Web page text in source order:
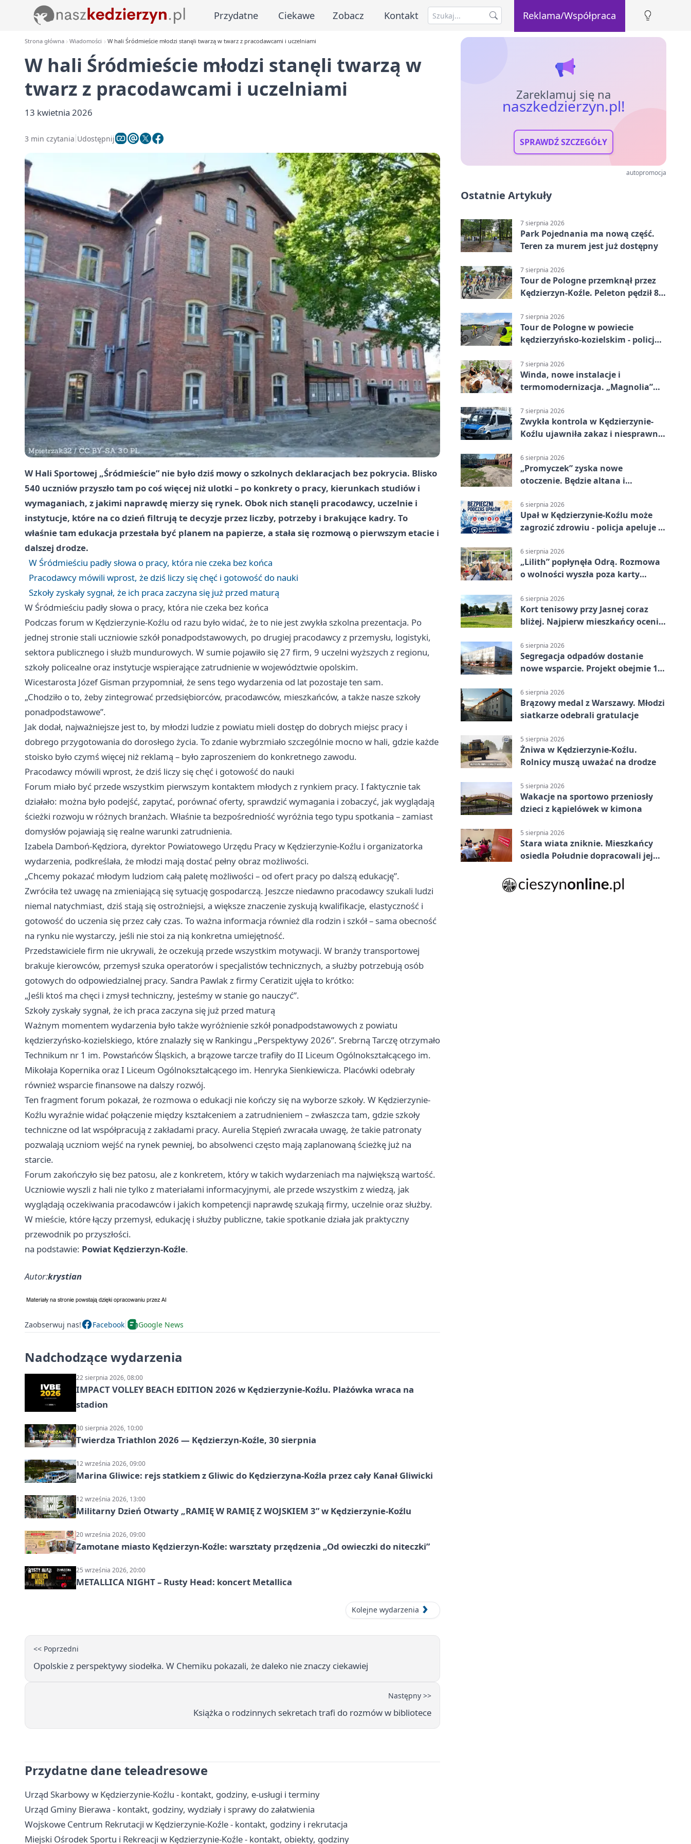
Przydatne Ciekawe Zobacz Kontakt Reklama/Współpraca
Strona główna Wiadomości W hali Śródmieście młodzi stanęli twarzą w twarz z pracodawcami i uczelniami
W hali Śródmieście młodzi stanęli twarzą w
twarz z pracodawcami i uczelniami
13 kwietnia 2026
3 min czytania Udostępnij
W Hali Sportowej „Śródmieście” nie było dziś mowy o szkolnych deklaracjach bez pokrycia. Blisko
540 uczniów przyszło tam po coś więcej niż ulotki – po konkrety o pracy, kierunkach studiów i
wymaganiach, z jakimi naprawdę mierzy się rynek. Obok nich stanęli pracodawcy, uczelnie i
instytucje, które na co dzień filtrują te decyzje przez liczby, potrzeby i brakujące kadry. To
właśnie tam edukacja przestała być planem na papierze, a stała się rozmową o pierwszym etacie i
dalszej drodze.
W Śródmieściu padły słowa o pracy, która nie czeka bez końca
Pracodawcy mówili wprost, że dziś liczy się chęć i gotowość do nauki
Szkoły zyskały sygnał, że ich praca zaczyna się już przed maturą
W Śródmieściu padły słowa o pracy, która nie czeka bez końca
Podczas forum w Kędzierzynie-Koźlu od razu było widać, że to nie jest zwykła szkolna prezentacja. Po
jednej stronie stali uczniowie szkół ponadpodstawowych, po drugiej pracodawcy z przemysłu, logistyki,
sektora publicznego i służb mundurowych. W sumie pojawiło się 27 firm, 9 uczelni wyższych z regionu,
szkoły policealne oraz instytucje wspierające zatrudnienie w województwie opolskim.
Wicestarosta Józef Gisman przypomniał, że sens tego wydarzenia od lat pozostaje ten sam.
„Chodziło o to, żeby zintegrować przedsiębiorców, pracodawców, mieszkańców, a także nasze szkoły
ponadpodstawowe”.
Jak dodał, najważniejsze jest to, by młodzi ludzie z powiatu mieli dostęp do dobrych miejsc pracy i
dobrego przygotowania do dorosłego życia. To zdanie wybrzmiało szczególnie mocno w hali, gdzie każde
stoisko było czymś więcej niż reklamą – było zaproszeniem do konkretnego zawodu.
Pracodawcy mówili wprost, że dziś liczy się chęć i gotowość do nauki
Forum miało być przede wszystkim pierwszym kontaktem młodych z rynkiem pracy. I faktycznie tak
działało: można było podejść, zapytać, porównać oferty, sprawdzić wymagania i zobaczyć, jak wyglądają
ścieżki rozwoju w różnych branżach. Właśnie ta bezpośredniość wyróżnia tego typu spotkania – zamiast
domysłów pojawiają się realne warunki zatrudnienia.
Izabela Damboń-Kędziora, dyrektor Powiatowego Urzędu Pracy w Kędzierzynie-Koźlu i organizatorka
wydarzenia, podkreślała, że młodzi mają dostać pełny obraz możliwości.
„Chcemy pokazać młodym ludziom całą paletę możliwości – od ofert pracy po dalszą edukację”.
Zwróciła też uwagę na zmieniającą się sytuację gospodarczą. Jeszcze niedawno pracodawcy szukali ludzi
niemal natychmiast, dziś stają się ostrożniejsi, a większe znaczenie zyskują kwalifikacje, elastyczność i
gotowość do uczenia się przez cały czas. To ważna informacja również dla rodzin i szkół – sama obecność
na rynku nie wystarczy, jeśli nie stoi za nią konkretna umiejętność.
Przedstawiciele firm nie ukrywali, że oczekują przede wszystkim motywacji. W branży transportowej
brakuje kierowców, przemysł szuka operatorów i specjalistów technicznych, a służby potrzebują osób
gotowych do odpowiedzialnej pracy. Sandra Pawlak z firmy Ceratizit ujęła to krótko:
„Jeśli ktoś ma chęci i zmysł techniczny, jesteśmy w stanie go nauczyć”.
Szkoły zyskały sygnał, że ich praca zaczyna się już przed maturą
Ważnym momentem wydarzenia było także wyróżnienie szkół ponadpodstawowych z powiatu
kędzierzyńsko-kozielskiego, które znalazły się w Rankingu „Perspektywy 2026”. Srebrną Tarczę otrzymało
Technikum nr 1 im. Powstańców Śląskich, a brązowe tarcze trafiły do II Liceum Ogólnokształcącego im.
Mikołaja Kopernika oraz I Liceum Ogólnokształcącego im. Henryka Sienkiewicza. Placówki odebrały
również wsparcie finansowe na dalszy rozwój.
Ten fragment forum pokazał, że rozmowa o edukacji nie kończy się na wyborze szkoły. W Kędzierzynie-
Koźlu wyraźnie widać połączenie między kształceniem a zatrudnieniem – zwłaszcza tam, gdzie szkoły
techniczne od lat współpracują z zakładami pracy. Aurelia Stępień zwracała uwagę, że takie patronaty
pozwalają uczniom wejść na rynek pewniej, bo absolwenci często mają zaplanowaną ścieżkę już na
starcie.
Forum zakończyło się bez patosu, ale z konkretem, który w takich wydarzeniach ma największą wartość.
Uczniowie wyszli z hali nie tylko z materiałami informacyjnymi, ale przede wszystkim z wiedzą, jak
wyglądają oczekiwania pracodawców i jakich kompetencji naprawdę szukają firmy, uczelnie oraz służby.
W mieście, które łączy przemysł, edukację i służby publiczne, takie spotkanie działa jak praktyczny
przewodnik po przyszłości.
na podstawie: Powiat Kędzierzyn-Koźle.
Autor:krystian
Zaobserwuj nas! Facebook Google News
Nadchodzące wydarzenia
22 sierpnia 2026, 08:00
IMPACT VOLLEY BEACH EDITION 2026 w Kędzierzynie-Koźlu. Plażówka wraca na
stadion
30 sierpnia 2026, 10:00
Twierdza Triathlon 2026 — Kędzierzyn-Koźle, 30 sierpnia
12 września 2026, 09:00
Marina Gliwice: rejs statkiem z Gliwic do Kędzierzyna-Koźla przez cały Kanał Gliwicki
12 września 2026, 13:00
Militarny Dzień Otwarty „RAMIĘ W RAMIĘ Z WOJSKIEM 3” w Kędzierzynie-Koźlu
20 września 2026, 09:00
Zamotane miasto Kędzierzyn-Koźle: warsztaty przędzenia „Od owieczki do niteczki”
25 września 2026, 20:00
METALLICA NIGHT – Rusty Head: koncert Metallica
Kolejne wydarzenia
<< Poprzedni
Opolskie z perspektywy siodełka. W Chemiku pokazali, że daleko nie znaczy ciekawiej
Następny >>
Książka o rodzinnych sekretach trafi do rozmów w bibliotece
Przydatne dane teleadresowe
Urząd Skarbowy w Kędzierzynie-Koźlu - kontakt, godziny, e-usługi i terminy
Urząd Gminy Bierawa - kontakt, godziny, wydziały i sprawy do załatwienia
Wojskowe Centrum Rekrutacji w Kędzierzynie-Koźle - kontakt, godziny i rekrutacja
Miejski Ośrodek Sportu i Rekreacji w Kędzierzynie-Koźle - kontakt, obiekty, godziny
Zareklamuj się na
naszkedzierzyn.pl!
SPRAWDŹ SZCZEGÓŁY
autopromocja
Ostatnie Artykuły
7 sierpnia 2026
Park Pojednania ma nową część.
Teren za murem jest już dostępny
7 sierpnia 2026
Tour de Pologne przemknął przez
Kędzierzyn-Koźle. Peleton pędził 80
7 sierpnia 2026
Tour de Pologne w powiecie
kędzierzyńsko-kozielskim - policja
7 sierpnia 2026
Winda, nowe instalacje i
termomodernizacja. „Magnolia”
7 sierpnia 2026
Zwykła kontrola w Kędzierzynie-
Koźlu ujawniła zakaz i niesprawne
6 sierpnia 2026
„Promyczek” zyska nowe
otoczenie. Będzie altana i
6 sierpnia 2026
Upał w Kędzierzynie-Koźlu może
zagrozić zdrowiu - policja apeluje o
6 sierpnia 2026
„Lilith” popłynęła Odrą. Rozmowa
o wolności wyszła poza karty
6 sierpnia 2026
Kort tenisowy przy Jasnej coraz
bliżej. Najpierw mieszkańcy ocenią
6 sierpnia 2026
Segregacja odpadów dostanie
nowe wsparcie. Projekt obejmie 15
6 sierpnia 2026
Brązowy medal z Warszawy. Młodzi
siatkarze odebrali gratulacje
5 sierpnia 2026
Żniwa w Kędzierzynie-Koźlu.
Rolnicy muszą uważać na drodze
5 sierpnia 2026
Wakacje na sportowo przeniosły
dzieci z kąpielówek w kimona
5 sierpnia 2026
Stara wiata zniknie. Mieszkańcy
osiedla Południe dopracowali jej